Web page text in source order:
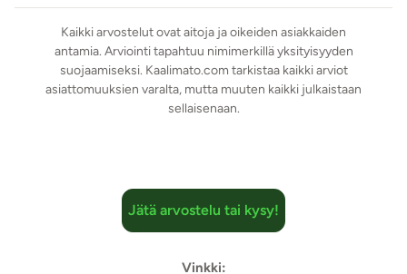
Käyttöohje:
Lataa laite ennen ensimmäistä käyttökertaa liittämällä
mukana olevan USB-kaapelin magneettiset navat
vibraattorin magneettinapoihin. Laitteen valo vilkkuu
ala latautua, puhdista napojen pinnat ja aktivoi
latauskaapelin magneettinavat kiinnittämällä ne
hetkeksi johonkin metalliseen pintaan.
Kaikki arvostelut ovat aitoja ja oikeiden asiakkaiden
antamia. Arviointi tapahtuu nimimerkillä yksityisyyden
suojaamiseksi. Kaalimato.com tarkistaa kaikki arviot
asiattomuuksien varalta, mutta muuten kaikki julkaistaan
sellaisenaan.
Jätä arvostelu tai kysy!
Vinkki: